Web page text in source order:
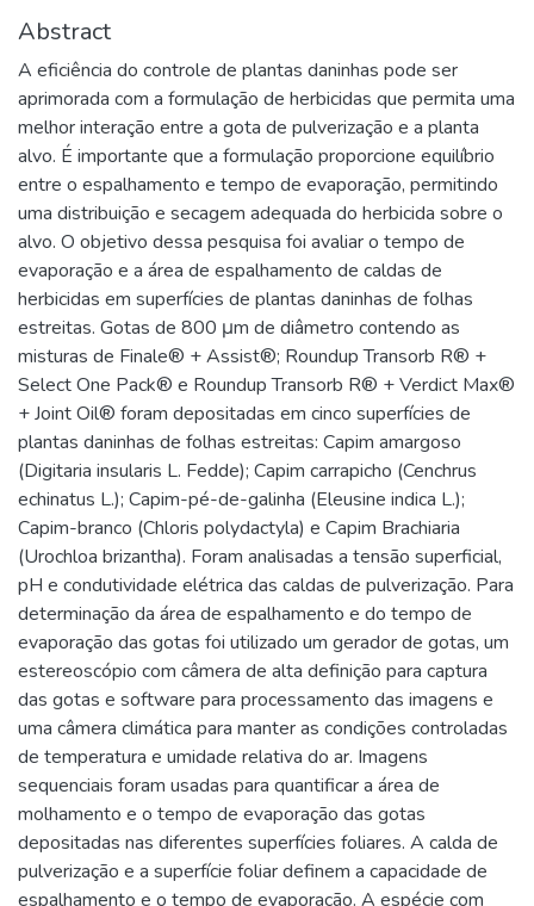
Abstract
A eficiência do controle de plantas daninhas pode ser
aprimorada com a formulação de herbicidas que permita uma
melhor interação entre a gota de pulverização e a planta
alvo. É importante que a formulação proporcione equilíbrio
entre o espalhamento e tempo de evaporação, permitindo
uma distribuição e secagem adequada do herbicida sobre o
alvo. O objetivo dessa pesquisa foi avaliar o tempo de
evaporação e a área de espalhamento de caldas de
herbicidas em superfícies de plantas daninhas de folhas
estreitas. Gotas de 800 μm de diâmetro contendo as
misturas de Finale® + Assist®; Roundup Transorb R® +
Select One Pack® e Roundup Transorb R® + Verdict Max®
+ Joint Oil® foram depositadas em cinco superfícies de
plantas daninhas de folhas estreitas: Capim amargoso
(Digitaria insularis L. Fedde); Capim carrapicho (Cenchrus
echinatus L.); Capim-pé-de-galinha (Eleusine indica L.);
Capim-branco (Chloris polydactyla) e Capim Brachiaria
(Urochloa brizantha). Foram analisadas a tensão superficial,
pH e condutividade elétrica das caldas de pulverização. Para
determinação da área de espalhamento e do tempo de
evaporação das gotas foi utilizado um gerador de gotas, um
estereoscópio com câmera de alta definição para captura
das gotas e software para processamento das imagens e
uma câmera climática para manter as condições controladas
de temperatura e umidade relativa do ar. Imagens
sequenciais foram usadas para quantificar a área de
molhamento e o tempo de evaporação das gotas
depositadas nas diferentes superfícies foliares. A calda de
pulverização e a superfície foliar definem a capacidade de
espalhamento e o tempo de evaporação. A espécie com